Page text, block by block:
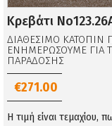
Κρεβάτι
ΔΙΑΘΕΣΙΜΟ ΚΑΤΟΠΙΝ
ΕΝΗΜΕΡΩΣΟΥΜΕ ΓΙΑ
ΠΑΡΑΔΟΣΗΣ
€271.00
Η τιμή είναι τεμαχίου,